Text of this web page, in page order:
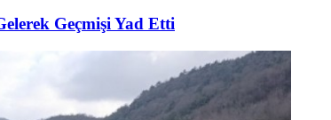
Geçmişi Yad Etti